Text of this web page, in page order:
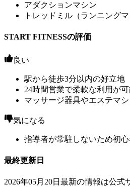
アダクションマシン
トレッドミル（ランニングマ
START FITNESSの評価
良い
駅から徒歩3分以内の好立地
24時間営業で柔軟な利用が
マッサージ器具やエステマ
気になる
指導者が常駐しないため初
最終更新日
2026年05月20日 最新の情報は公式